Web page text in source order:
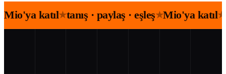
Mio'ya katıl★tanış · paylaş · eşleş★Mio'ya katıl★